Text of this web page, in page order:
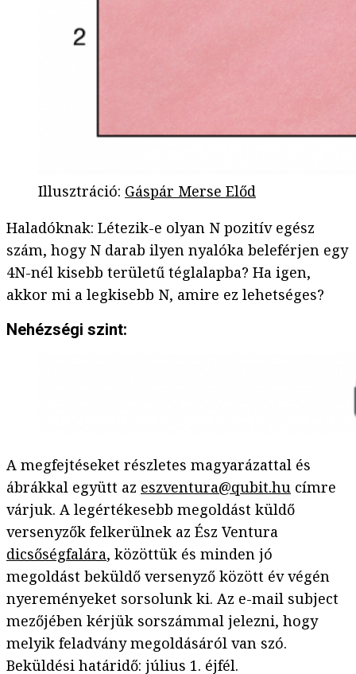
Illusztráció: Gáspár Merse Előd
Haladóknak: Létezik-e olyan N pozitív egész
szám, hogy N darab ilyen nyalóka beleférjen egy
4N-nél kisebb területű téglalapba? Ha igen,
akkor mi a legkisebb N, amire ez lehetséges?
Nehézségi szint:
A megfejtéseket részletes magyarázattal és
ábrákkal együtt az eszventura@qubit.hu címre
várjuk. A legértékesebb megoldást küldő
versenyzők felkerülnek az Ész Ventura
dicsőségfalára, közöttük és minden jó
megoldást beküldő versenyző között év végén
nyereményeket sorsolunk ki. Az e-mail subject
mezőjében kérjük sorszámmal jelezni, hogy
melyik feladvány megoldásáról van szó.
Beküldési határidő: július 1. éjfél.